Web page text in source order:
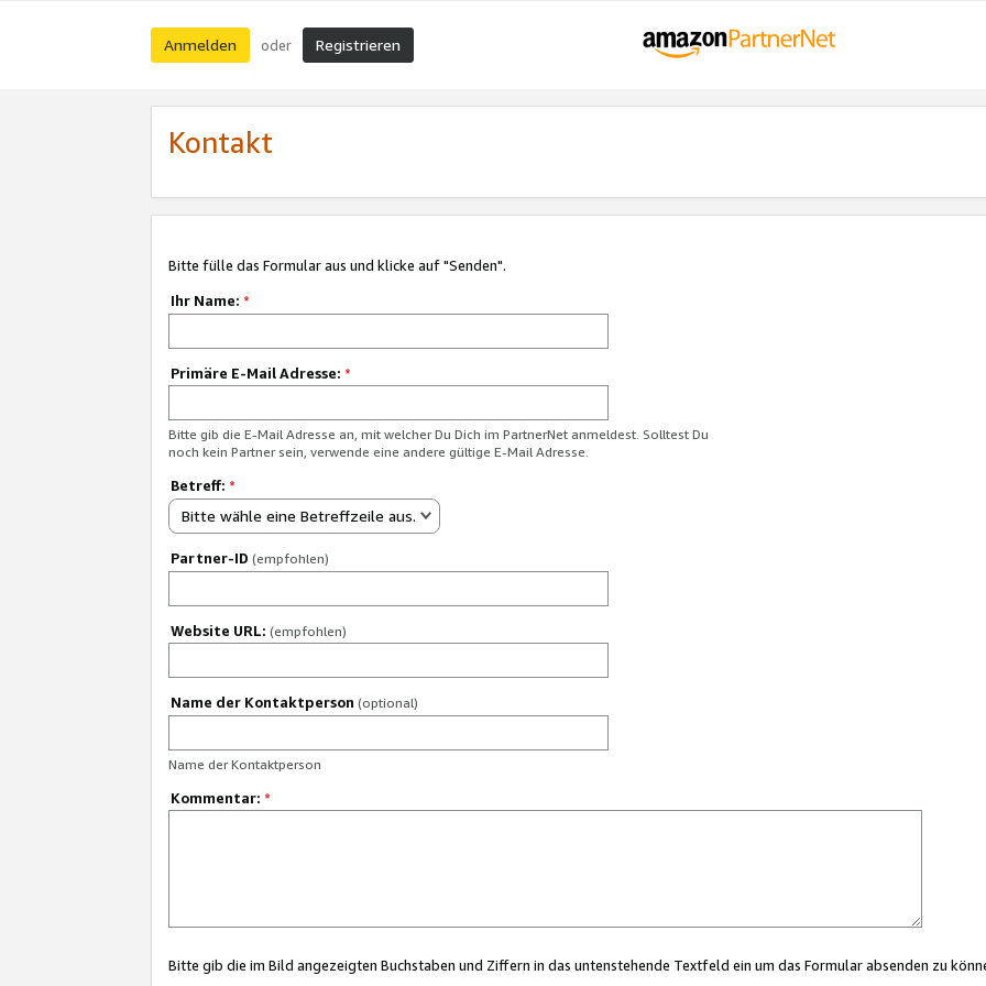
Anmelden oder Registrieren
Kontakt
Bitte fülle das Formular aus und klicke auf "Senden".
Ihr Name: *
Primäre E-Mail Adresse: *
Bitte gib die E-Mail Adresse an, mit welcher Du Dich im PartnerNet anmeldest. Solltest Du
noch kein Partner sein, verwende eine andere gültige E-Mail Adresse.
Betreff: *
Bitte wähle eine Betreffzeile aus.
Partner-ID (empfohlen)
Website URL: (empfohlen)
Name der Kontaktperson (optional)
Name der Kontaktperson
Kommentar: *
Bitte gib die im Bild angezeigten Buchstaben und Ziffern in das untenstehende Textfeld ein um das Formular absenden zu